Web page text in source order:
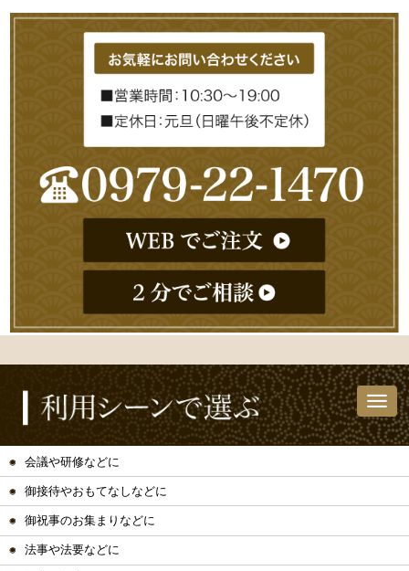
会議や研修などに
御接待やおもてなしなどに
御祝事のお集まりなどに
法事や法要などに